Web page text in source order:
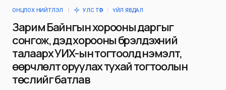
ОНЦЛОХ НИЙТЛЭЛ УЛС ТӨР ҮЙЛ ЯВДАЛ
Зарим Байнгын хорооны даргыг
сонгож, дэд хорооны бүрэлдэхүүний
талаарх УИХ-ын тогтоолд нэмэлт,
өөрчлөлт оруулах тухай тогтоолын
төслийг батлав